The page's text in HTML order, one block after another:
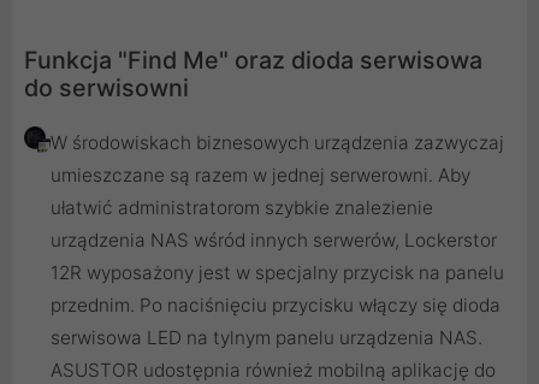
Funkcja "Find Me" oraz dioda serwisowa
do serwisowni
W środowiskach biznesowych urządzenia zazwyczaj
umieszczane są razem w jednej serwerowni. Aby
ułatwić administratorom szybkie znalezienie
urządzenia NAS wśród innych serwerów, Lockerstor
12R wyposażony jest w specjalny przycisk na panelu
przednim. Po naciśnięciu przycisku włączy się dioda
serwisowa LED na tylnym panelu urządzenia NAS.
ASUSTOR udostępnia również mobilną aplikację do